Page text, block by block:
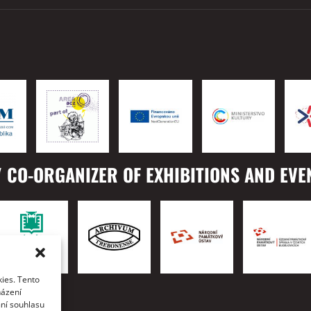
Tento
souhlasu
ORGANIZER OF EXHIBITIONS AND